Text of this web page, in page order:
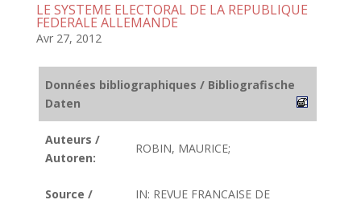
LE SYSTEME ELECTORAL DE LA REPUBLIQUE
FEDERALE ALLEMANDE
Avr 27, 2012
Données bibliographiques / Bibliografische
Daten
Auteurs /
Autoren:
ROBIN, MAURICE;
Source /
IN: REVUE FRANCAISE DE